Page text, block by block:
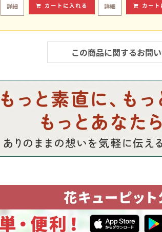
詳細 カートに入れる 詳細 カート
この商品に関するお問